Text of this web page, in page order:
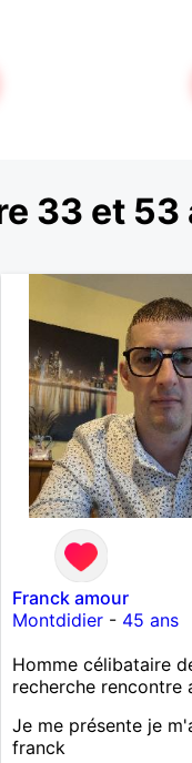
33 et 53
Franck amour
Montdidier - 45 ans
Homme célibataire
recherche rencontre
Je me présente je
franck